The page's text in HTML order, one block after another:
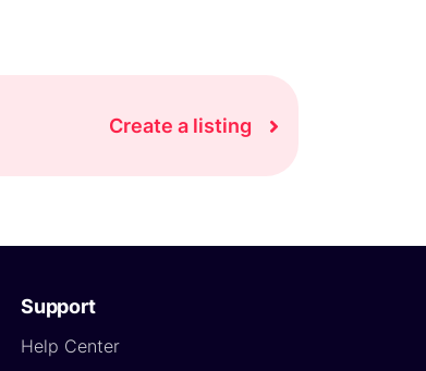
Create a listing
Support
Help Center